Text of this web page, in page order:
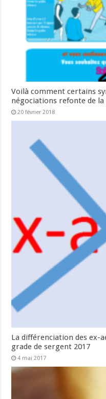
Voilà comment certains
négociations refonte de
20 février 2018
La différenciation des ex-
grade de sergent 2017
4 mai 2017